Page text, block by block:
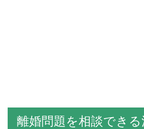
離婚問題を相談でき